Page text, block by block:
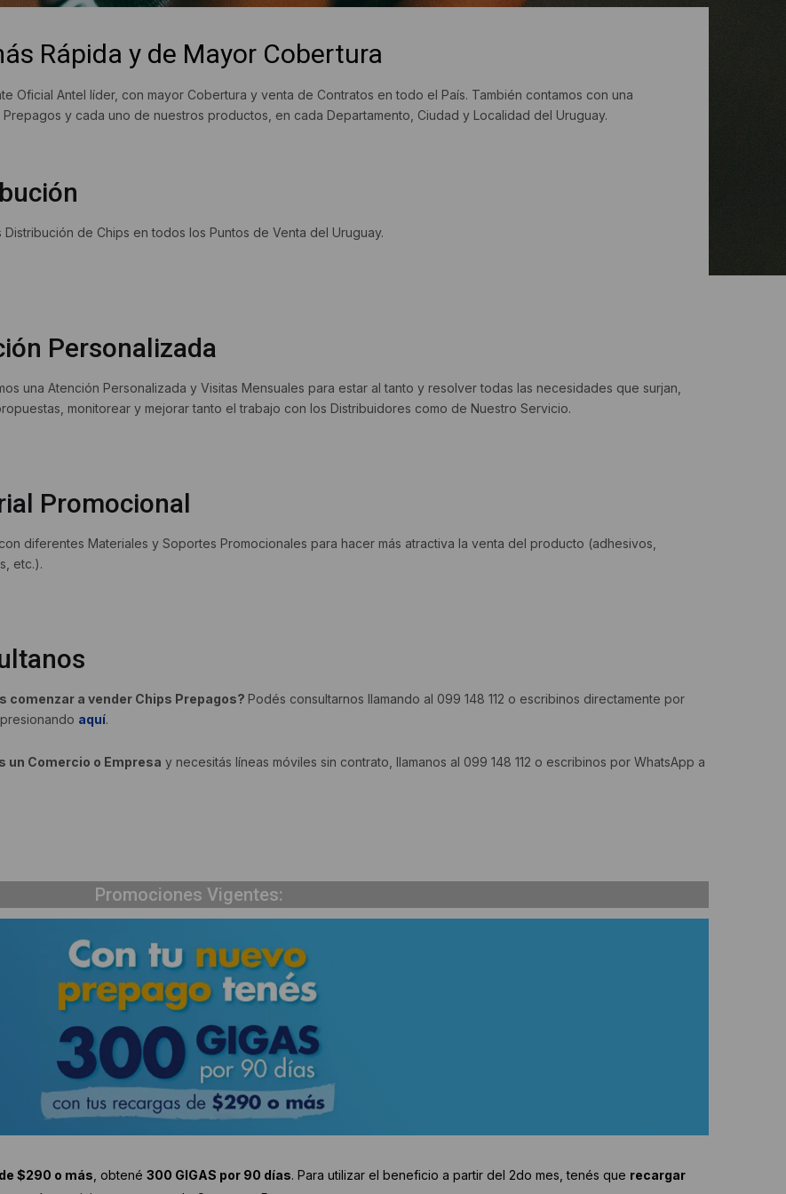
Rápida y de Mayor Cobertura
Oficial Antel líder, con mayor Cobertura y venta de Contratos en todo el País. También contamos con una
y cada uno de nuestros productos, en cada Departamento, Ciudad y Localidad del Uruguay.
Distribución de Chips en todos los Puntos de Venta del Uruguay.
Personalizada
una Atención Personalizada y Visitas Mensuales para estar al tanto y resolver todas las necesidades que surjan,
monitorear y mejorar tanto el trabajo con los Distribuidores como de Nuestro Servicio.
Promocional
diferentes Materiales y Soportes Promocionales para hacer más atractiva la venta del producto (adhesivos,
etc.).
comenzar a vender Chips Prepagos? Podés consultarnos llamando al 099 148 112 o escribinos directamente por
aquí.
un Comercio o Empresa y necesitás líneas móviles sin contrato, llamanos al 099 148 112 o escribinos por WhatsApp a
Promociones Vigentes:
$290 o más , obtené 300 GIGAS por 90 días. Para utilizar el beneficio a partir del 2do mes, tenés que recargar